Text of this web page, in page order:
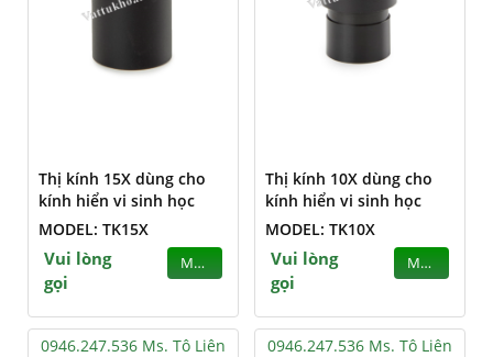
Thị kính 15X dùng cho
kính hiển vi sinh học
MODEL: TK15X
Vui lòng
gọi
MUA
Thị kính 10X dùng cho
kính hiển vi sinh học
MODEL: TK10X
Vui lòng
gọi
MUA
0946.247.536 Ms. Tô Liên 0946.247.536 Ms. Tô Liên